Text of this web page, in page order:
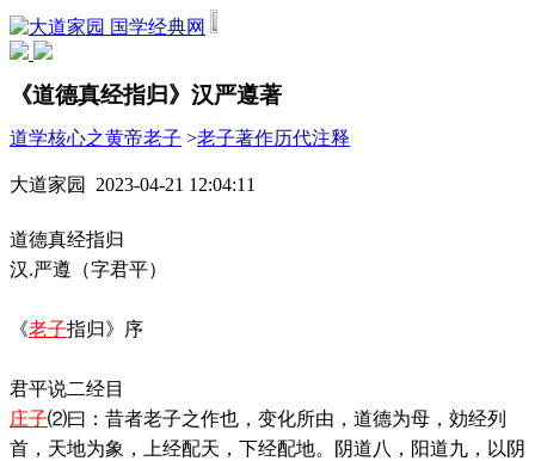
国学经典网
《道德真经指归》汉严遵著
道学核心之黄帝老子 >老子著作历代注释
大道家园 2023-04-21 12:04:11
道德真经指归
汉.严遵（字君平）
《老子指归》序
君平说二经目
庄子⑵曰：昔者老子之作也，变化所由，道德为母，効经列
首，天地为象，上经配天，下经配地。阴道八，阳道九，以阴